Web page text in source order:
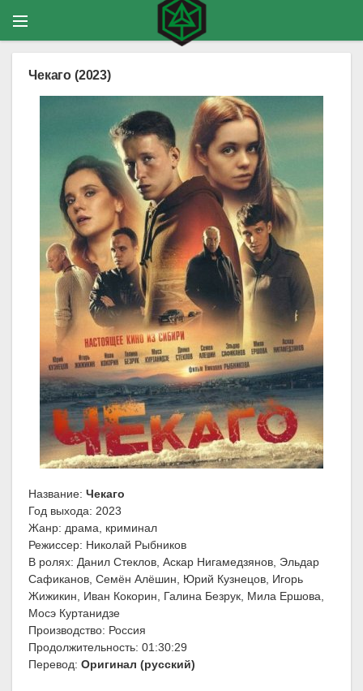
Чекаго (2023)
Название: Чекаго
Год выхода: 2023
Жанр: драма, криминал
Режиссер: Николай Рыбников
В ролях: Данил Стеклов, Аскар Нигамедзянов, Эльдар
Сафиканов, Семён Алёшин, Юрий Кузнецов, Игорь
Жижикин, Иван Кокорин, Галина Безрук, Мила Ершова,
Мосэ Куртанидзе
Производство: Россия
Продолжительность: 01:30:29
Перевод: Оригинал (русский)